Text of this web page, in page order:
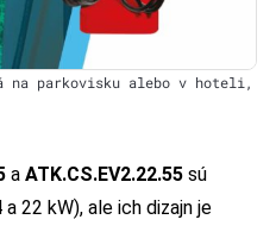
na parkovisku alebo v hoteli,
a ATK.CS.EV2.22.55 sú
22 kW), ale ich dizajn je